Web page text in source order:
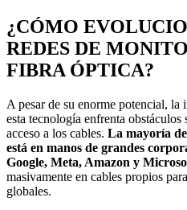
¿CÓMO
REDES DE
FIBRA ÓPTICA?
A pesar de su enorme potencial, la
esta tecnología enfrenta
acceso a los cables. La mayoría
está en manos de grandes
Google, Meta, Amazon y
masivamente en cables propios
globales.